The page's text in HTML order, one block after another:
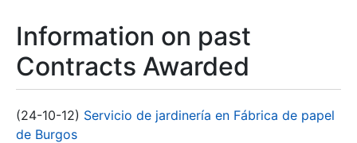
Information on past
Contracts Awarded
(24-10-12) Servicio de jardinería en Fábrica de papel
de Burgos